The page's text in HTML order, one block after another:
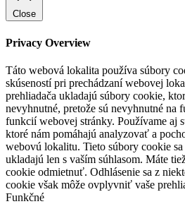
Close
Privacy Overview
Táto webová lokalita používa súbory
skúseností pri prechádzaní webovej
prehliadača ukladajú súbory cookie,
nevyhnutné, pretože sú nevyhnutné na
funkcií webovej stránky. Používame aj
ktoré nám pomáhajú analyzovať a
webovú lokalitu. Tieto súbory cookie sa
ukladajú len s vaším súhlasom. Máte
cookie odmietnuť. Odhlásenie sa z
cookie však môže ovplyvniť vaše
Funkčné